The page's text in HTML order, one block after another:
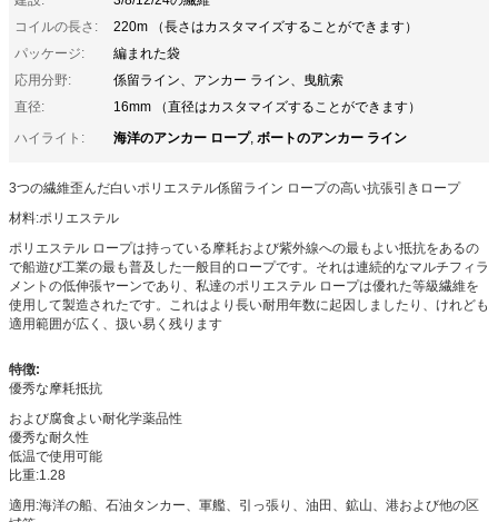
コイルの長さ:
220m （長さはカスタマイズすることができます）
パッケージ:
編まれた袋
応用分野:
係留ライン、アンカー ライン、曳航索
直径:
16mm （直径はカスタマイズすることができます）
ハイライト:
海洋のアンカー ロープ, ボートのアンカー ライン
3つの繊維歪んだ白いポリエステル係留ライン ロープの高い抗張引きロープ
材料:ポリエステル
ポリエステル ロープは持っている摩耗および紫外線への最もよい抵抗をあるの
で船遊び工業の最も普及した一般目的ロープです。それは連続的なマルチフィラ
メントの低伸張ヤーンであり、私達のポリエステル ロープは優れた等級繊維を
使用して製造されたです。これはより長い耐用年数に起因しましたり、けれども
適用範囲が広く、扱い易く残ります
特徴:
優秀な摩耗抵抗
および腐食よい耐化学薬品性
優秀な耐久性
低温で使用可能
比重:1.28
適用:海洋の船、石油タンカー、軍艦、引っ張り、油田、鉱山、港および他の区